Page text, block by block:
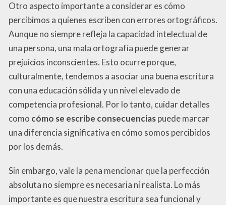
Otro aspecto importante a considerar es cómo
percibimos a quienes escriben con errores ortográficos.
Aunque no siempre refleja la capacidad intelectual de
una persona, una mala ortografía puede generar
prejuicios inconscientes. Esto ocurre porque,
culturalmente, tendemos a asociar una buena escritura
con una educación sólida y un nivel elevado de
competencia profesional. Por lo tanto, cuidar detalles
como cómo se escribe consecuenciaspuede marcar
una diferencia significativa en cómo somos percibidos
por los demás.
Sin embargo, vale la pena mencionar que la perfección
absoluta no siempre es necesaria ni realista. Lo más
importante es que nuestra escritura sea funcional y